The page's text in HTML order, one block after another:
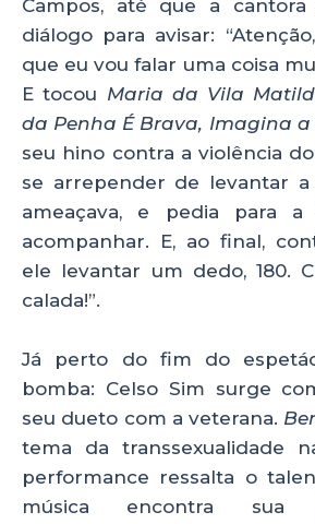
Campos, até que a
diálogo para avisar:
que eu vou falar uma coisa
E tocou Maria da Vila
da Penha É Brava, Imagina
seu hino contra a violência
se arrepender de levantar a
ameaçava, e pedia para a
acompanhar. E, ao final,
ele levantar um dedo, 180.
calada!”.
Já perto do fim do
bomba: Celso Sim surge
seu dueto com a veterana.
tema da transsexualidade
performance ressalta o
música encontra sua